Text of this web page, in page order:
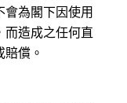
會為閣下因使用
而造成之任何直
償。